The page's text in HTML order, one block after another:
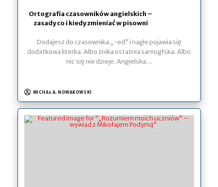
Ortografia czasowników angielskich –
zasady co i kiedy zmieniać w pisowni
Dodajesz do czasownika „-ed” i nagle pojawia się
dodatkowa literka. Albo znika ostatnia samogłska. Albo
nic się nie dzieje. Angielska…
MICHAŁ A. NOWAKOWSKI